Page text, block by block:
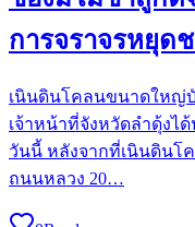
การจราจรหยุด
เนินดินโคลนขนาดใหญ่
เจ้าหน้าที่จังหวัดลำดุ้งไ
วันนี้ หลังจากที่เนินดินโ
ถนนหลวง 20…